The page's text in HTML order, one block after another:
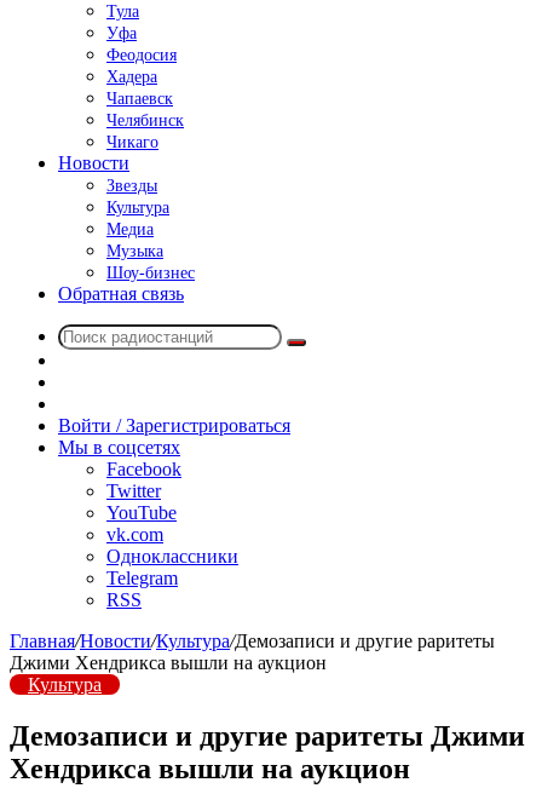
Тула
Уфа
Феодосия
Хадера
Чапаевск
Челябинск
Чикаго
Новости
Звезды
Культура
Медиа
Музыка
Шоу-бизнес
Обратная связь
Поиск
радио
Войти / Зарегистрироваться
Мы в соцсетях
Facebook
Twitter
YouTube
vk.com
Одноклассники
Telegram
RSS
Главная/Новости/Культура/Демозаписи и другие раритеты
Джими Хендрикса вышли на аукцион
Культура
Демозаписи и другие раритеты Джими
Хендрикса вышли на аукцион